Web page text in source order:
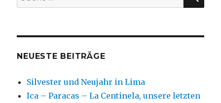
nach:
NEUESTE BEITRÄGE
Silvester und Neujahr in Lima
Ica – Paracas – La Centinela, unsere letzten